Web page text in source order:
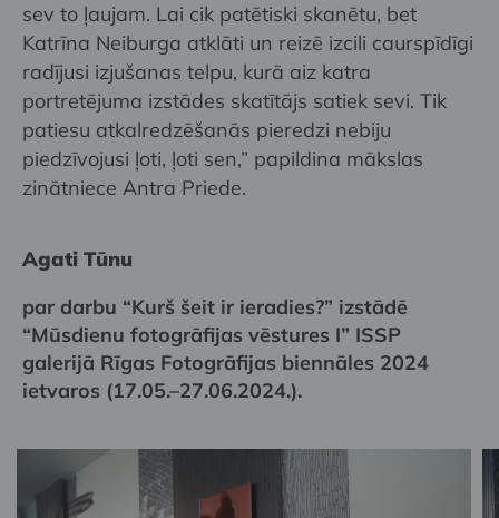
sev to ļaujam. Lai cik patētiski skanētu, bet
Katrīna Neiburga atklāti un reizē izcili caurspīdīgi
radījusi izjušanas telpu, kurā aiz katra
portretējuma izstādes skatītājs satiek sevi. Tik
patiesu atkalredzēšanās pieredzi nebiju
piedzīvojusi ļoti, ļoti sen,” papildina mākslas
zinātniece Antra Priede.
Agati Tūnu
par darbu “Kurš šeit ir ieradies?” izstādē
“Mūsdienu fotogrāfijas vēstures I” ISSP
galerijā Rīgas Fotogrāfijas biennāles 2024
ietvaros (17.05.–27.06.2024.).